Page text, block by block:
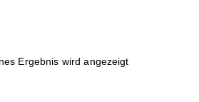
Ergebnis wird angezeigt